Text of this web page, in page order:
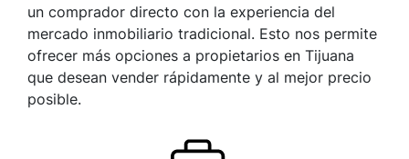
un comprador directo con la experiencia del
mercado inmobiliario tradicional. Esto nos permite
ofrecer más opciones a propietarios en Tijuana
que desean vender rápidamente y al mejor precio
posible.